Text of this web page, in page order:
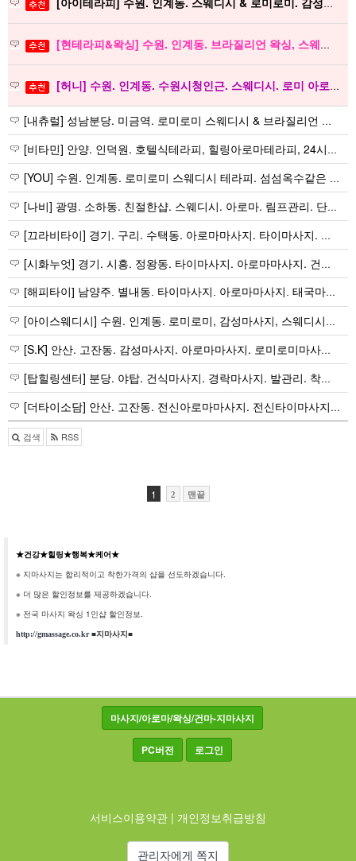
[현테라피&왁싱] 수원. 인계동. 브라질리언 왁싱, 스웨디시. 감성테라피
[허니] 수원. 인계동. 수원시청인근. 스웨디시. 로미 아로마 왁싱
[내츄럴] 성남분당. 미금역. 로미로미 스웨디시 & 브라질리언 왁싱
[비타민] 안양. 인덕원. 호텔식테라피, 힐링아로마테라피, 24시수면실
[YOU] 수원. 인계동. 로미로미 스웨디시 테라피. 섬섬옥수같은 샵
[나비] 광명. 소하동. 친절한샵. 스웨디시. 아로마. 림프관리. 단체 및 커플환영. 감성테라피
[끄라비타이] 경기. 구리. 수택동. 아로마마사지. 타이마사지. 건식마사지. 24시. 착한가격
[시화누엇] 경기. 시흥. 정왕동. 타이마사지. 아로마마사지. 건식마사지. 착한가격. 24시
[해피타이] 남양주. 별내동. 타이마사지. 아로마마사지. 태국마사지. 착한가격
[아이스웨디시] 수원. 인계동. 로미로미, 감성마사지, 스웨디시테라피
[S.K] 안산. 고잔동. 감성마사지. 아로마마사지. 로미로미마사지. 스웨디시. 딥티슈
[탑힐링센터] 분당. 야탑. 건식마사지. 경락마사지. 발관리. 착한가격
[더타이소담] 안산. 고잔동. 전신아로마마사지. 전신타이마사지. 건식마사지. 얼굴. 발관리. 24시. 착한가…
검색 RSS
1 2 맨끝
★건강★힐링★행복★케어★
※ 지마사지는 합리적이고 착한가격의 샵을 선도하겠습니다.
※ 더 많은 할인정보를 제공하겠습니다.
※ 전국 마사지 왁싱 1인샵 할인정보.
http://gmassage.co.kr■지마사지■
마사지/아로마/왁싱/건마-지마사지
PC버전 로그인
서비스이용약관 | 개인정보취급방침
관리자에게 쪽지